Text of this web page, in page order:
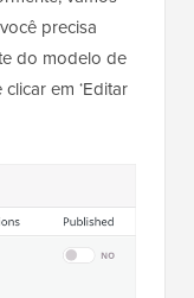
precisa
do modelo de
em ‘Editar